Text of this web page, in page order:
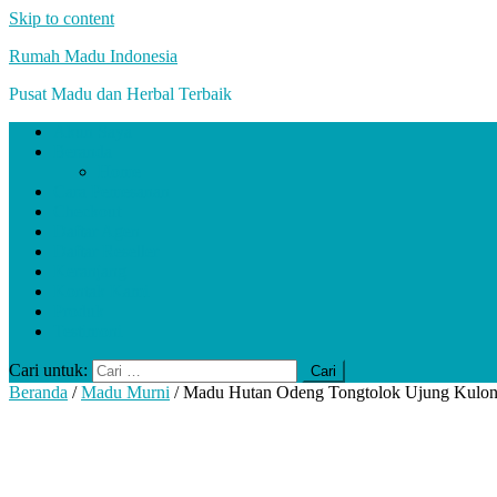
Skip to content
Rumah Madu Indonesia
Pusat Madu dan Herbal Terbaik
Cari untuk:
Beranda /Madu Murni / Madu Hutan Odeng Tongtolok Ujung